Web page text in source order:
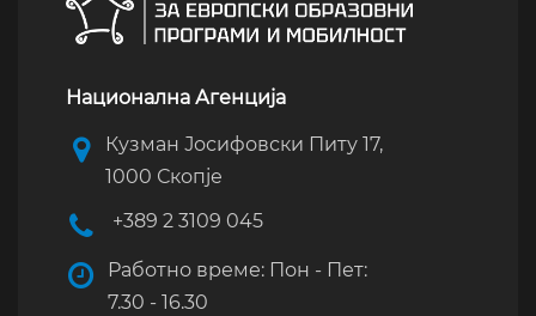
Национална Агенција
Кузман Јосифовски Питу 17,
1000 Скопје
+389 2 3109 045
Работно време: Пон - Пет:
7.30 - 16.30